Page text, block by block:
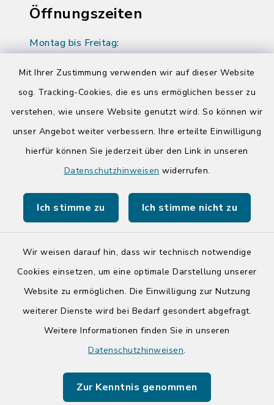
Mit Ihrer Zustimmung verwenden wir auf dieser Website
sog. Tracking-Cookies, die es uns ermöglichen besser zu
verstehen, wie unsere Website genutzt wird. So können wir
unser Angebot weiter verbessern. Ihre erteilte Einwilligung
hierfür können Sie jederzeit über den Link in unseren
Datenschutzhinweisen widerrufen.
Ich stimme zu Ich stimme nicht zu
Wir weisen darauf hin, dass wir technisch notwendige
Cookies einsetzen, um eine optimale Darstellung unserer
Website zu ermöglichen. Die Einwilligung zur Nutzung
weiterer Dienste wird bei Bedarf gesondert abgefragt.
Weitere Informationen finden Sie in unseren
Datenschutzhinweisen.
Zur Kenntnis genommen
Öffnungszeiten
Montag bis Freitag:
Donnerstag zusätzlich:
14:00-17:00 Uhr
Quicklinks
Tourist-Info der Stadt Bad Segeberg
Barrierefreiheit
Impressum